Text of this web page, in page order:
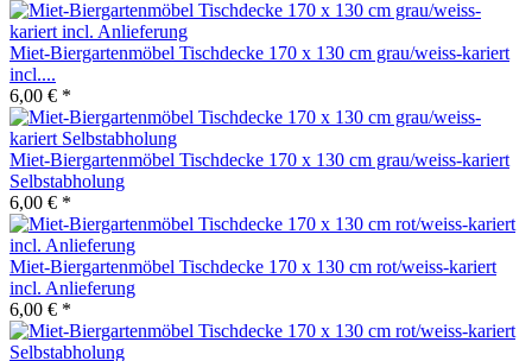
Miet-Biergartenmöbel Tischdecke 170 x 130 cm grau/weiss-kariert
incl....
6,00 € *
Miet-Biergartenmöbel Tischdecke 170 x 130 cm grau/weiss-kariert
Selbstabholung
6,00 € *
Miet-Biergartenmöbel Tischdecke 170 x 130 cm rot/weiss-kariert
incl. Anlieferung
6,00 € *